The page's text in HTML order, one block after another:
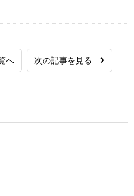
へ 次の記事を見る